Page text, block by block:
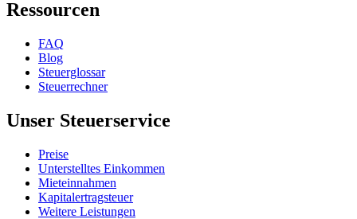
Ressourcen
FAQ
Blog
Steuerglossar
Steuerrechner
Unser Steuerservice
Preise
Unterstelltes Einkommen
Mieteinnahmen
Kapitalertragsteuer
Weitere Leistungen